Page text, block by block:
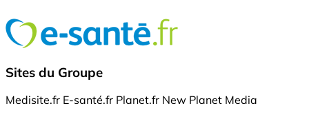
Sites du Groupe
Medisite.fr E-santé.fr Planet.fr New Planet Media